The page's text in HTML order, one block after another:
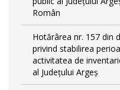
Român
Hotărârea nr. 157 din
privind stabilirea
activitatea de
al Judeţului Argeş